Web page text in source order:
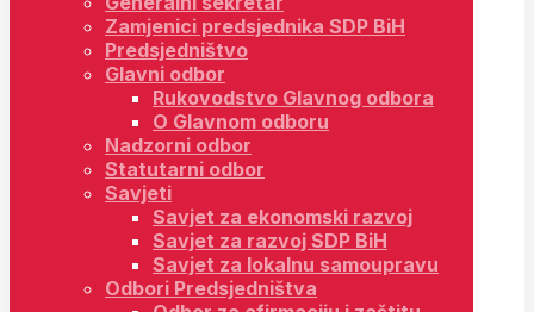
Zamjenici predsjednika SDP BiH
Predsjedništvo
Glavni odbor
Rukovodstvo Glavnog odbora
O Glavnom odboru
Nadzorni odbor
Statutarni odbor
Savjeti
Savjet za ekonomski razvoj
Savjet za razvoj SDP BiH
Savjet za lokalnu samoupravu
Odbori Predsjedništva